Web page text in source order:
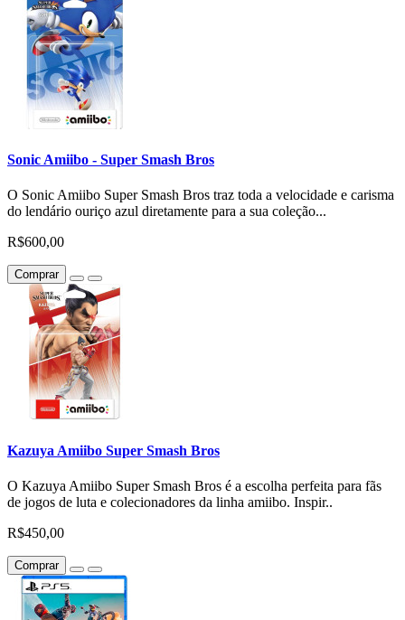
Sonic Amiibo - Super Smash Bros
O Sonic Amiibo Super Smash Bros traz toda a velocidade e carisma
do lendário ouriço azul diretamente para a sua coleção...
R$600,00
Comprar
Kazuya Amiibo Super Smash Bros
O Kazuya Amiibo Super Smash Bros é a escolha perfeita para fãs
de jogos de luta e colecionadores da linha amiibo. Inspir..
R$450,00
Comprar